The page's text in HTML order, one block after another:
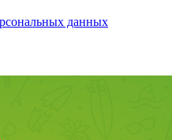
данных